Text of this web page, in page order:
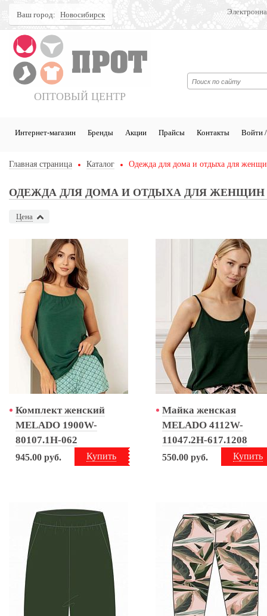
Ваш город: Новосибирск
ОПТОВЫЙ ЦЕНТР
Интернет-магазин Бренды Акции Прайсы Контакты Войти /
Главная страница Каталог Одежда для дома и отдыха для
ОДЕЖДА ДЛЯ ДОМА И ОТДЫХА ДЛЯ ЖЕНЩИН
Цена
Комплект женский
MELADO 1900W-
80107.1H-062
Купить
945.00 руб.
Майка женская
MELADO 4112W-
11047.2H-617.1208
Купить
550.00 руб.